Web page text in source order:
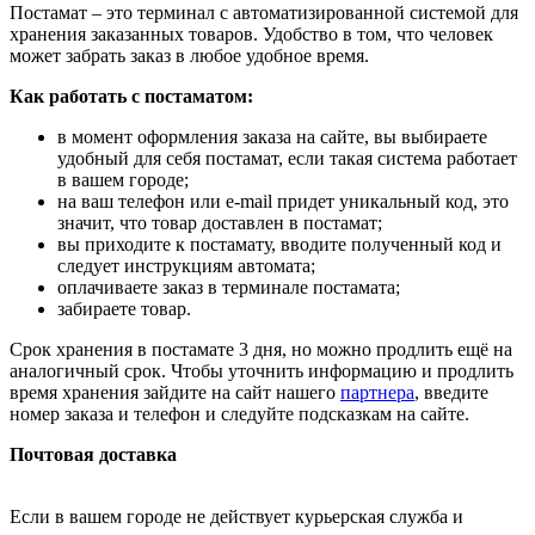
Постамат – это терминал с автоматизированной системой для
хранения заказанных товаров. Удобство в том, что человек
может забрать заказ в любое удобное время.
Как работать с постаматом:
в момент оформления заказа на сайте, вы выбираете
удобный для себя постамат, если такая система работает
в вашем городе;
на ваш телефон или e-mail придет уникальный код, это
значит, что товар доставлен в постамат;
вы приходите к постамату, вводите полученный код и
следует инструкциям автомата;
оплачиваете заказ в терминале постамата;
забираете товар.
Срок хранения в постамате 3 дня, но можно продлить ещё на
аналогичный срок. Чтобы уточнить информацию и продлить
время хранения зайдите на сайт нашего партнера, введите
номер заказа и телефон и следуйте подсказкам на сайте.
Почтовая доставка
Если в вашем городе не действует курьерская служба и